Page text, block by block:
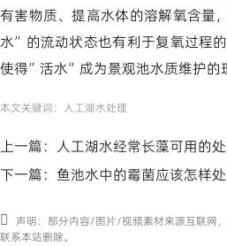
有害物质、提高水体的溶解氧含量
水”的流动状态也有利于复氧过程
使得”活水”成为景观池水质维护的
本文关键词： 人工湖水处理
上一篇： 人工湖水经常长藻可用的
下一篇： 鱼池水中的霉菌应该怎样
声明：部分内容/图片/视频素材来源互联网
联系本站删除。